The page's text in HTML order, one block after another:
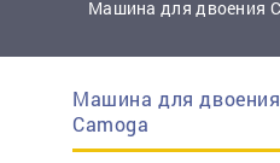
Машина для двоения
Машина для
Camoga
Контактный телефон:*
Ваш вопрос: